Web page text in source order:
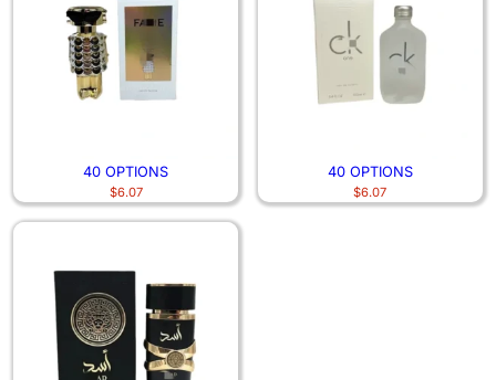
40 OPTIONS
$6.07
40 OPTIONS
$6.07